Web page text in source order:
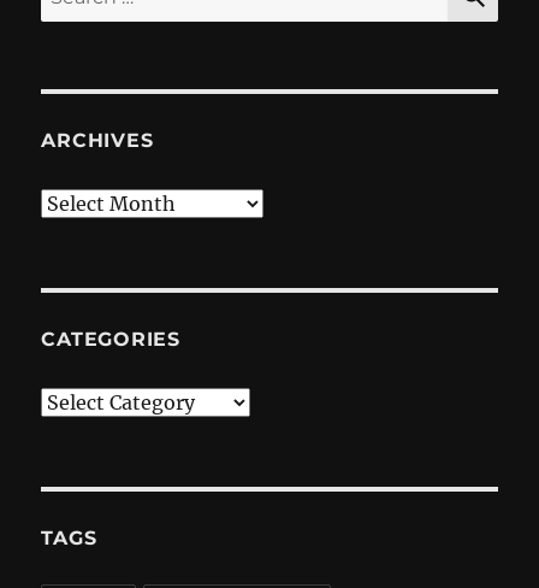
for:
ARCHIVES
Archives
CATEGORIES
Categories
TAGS